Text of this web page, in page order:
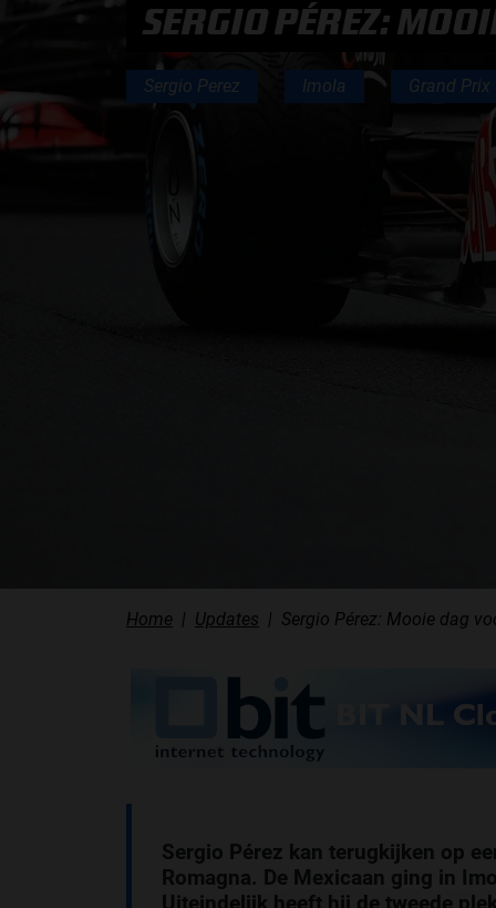
SERGIO PÉREZ:
Sergio Perez Imola Grand
Home Updates Sergio Pérez: Mooie dag
Sergio Pérez kan terugkijken op
Romagna. De Mexicaan ging in
Uiteindelijk heeft hij de tweede
HOE TE BELUISTEREN?
PODCAST PRESENTATOREN